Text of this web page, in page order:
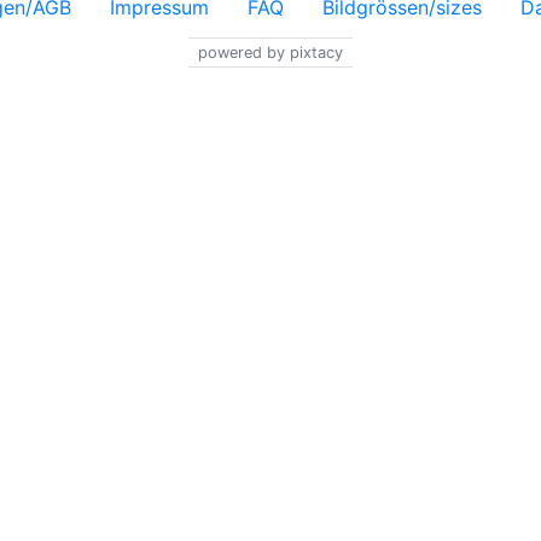
AGB Impressum FAQ Bildgrössen/sizes
powered by pixtacy